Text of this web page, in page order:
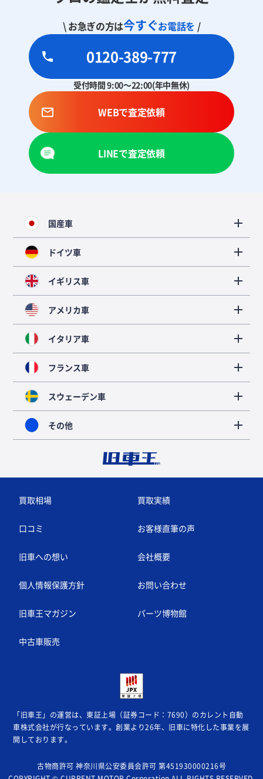
\ お急ぎの方は今すぐお電話を /
0120-389-777
受付時間 9:00～22:00(年中無休)
WEBで査定依頼
LINEで査定依頼
国産車
ドイツ車
イギリス車
アメリカ車
イタリア車
フランス車
スウェーデン車
その他
買取相場 買取実績
口コミ お客様直筆の声
旧車への想い 会社概要
個人情報保護方針 お問い合わせ
旧車王マガジン パーツ博物館
中古車販売
「旧車王」の運営は、東証上場（証券コード：7690）のカレント自動
車株式会社が行なっています。創業より26年、旧車に特化した事業を展
開しております。
古物商許可 神奈川県公安委員会許可 第451930000216号